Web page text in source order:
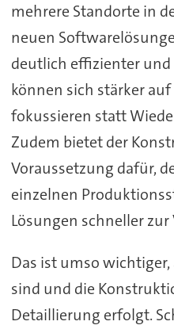
mehrere Standorte in
neuen
deutlich effizienter
können sich stärker
fokussieren statt
Zudem bietet der
Voraussetzung dafür,
einzelnen
Lösungen schneller
Das ist umso
sind und die
Detaillierung erfolgt.